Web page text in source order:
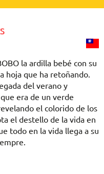
la ardilla bebé con su
hoja que ha retoñando.
del verano y
era de un verde
el colorido de los
el destello de la vida en
todo en la vida llega a su